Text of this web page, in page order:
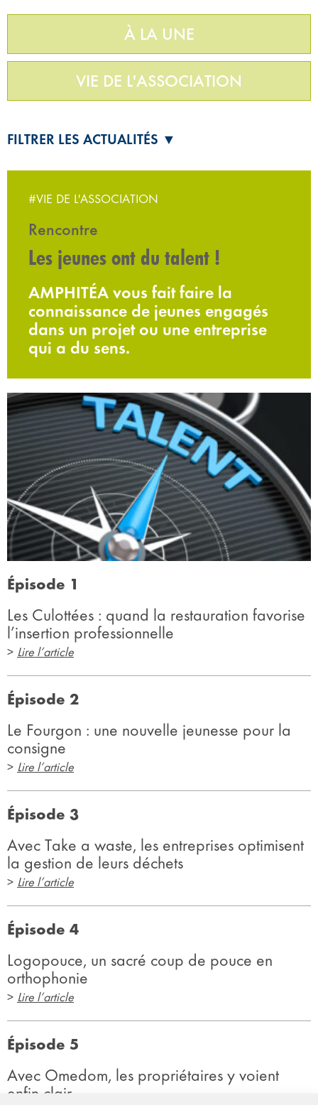
À LA UNE
VIE DE L'ASSOCIATION
FILTRER LES ACTUALITÉS ▼
#VIE DE L'ASSOCIATION
Rencontre
Les jeunes ont du talent !
AMPHITÉA vous fait faire la
connaissance de jeunes engagés
dans un projet ou une entreprise
qui a du sens.
Épisode 1
Les Culottées : quand la restauration favorise
l’insertion professionnelle
> Lire l’article
Épisode 2
Le Fourgon : une nouvelle jeunesse pour la
consigne
> Lire l’article
Épisode 3
Avec Take a waste, les entreprises optimisent
la gestion de leurs déchets
> Lire l’article
Épisode 4
Logopouce, un sacré coup de pouce en
orthophonie
> Lire l’article
Épisode 5
Avec Omedom, les propriétaires y voient
enfin clair